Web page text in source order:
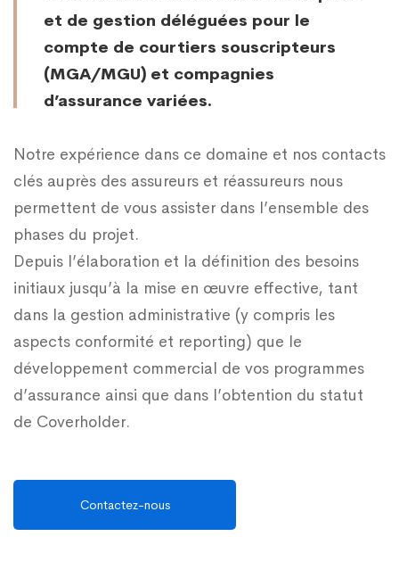
et de gestion déléguées pour le
compte de courtiers souscripteurs
(MGA/MGU) et compagnies
d’assurance variées.
Notre expérience dans ce domaine et nos contacts
clés auprès des assureurs et réassureurs nous
permettent de vous assister dans l’ensemble des
phases du projet.
Depuis l’élaboration et la définition des besoins
initiaux jusqu’à la mise en œuvre effective, tant
dans la gestion administrative (y compris les
aspects conformité et reporting) que le
développement commercial de vos programmes
d’assurance ainsi que dans l’obtention du statut
de Coverholder.
Contactez-nous